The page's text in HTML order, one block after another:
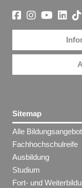
Sitemap
Alle
Fachhochschulreife
Ausbildung
Studium
Fort- und